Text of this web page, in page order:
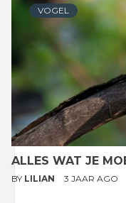
VOGEL
ALLES WAT JE
BY LILIAN 3 JAAR AGO